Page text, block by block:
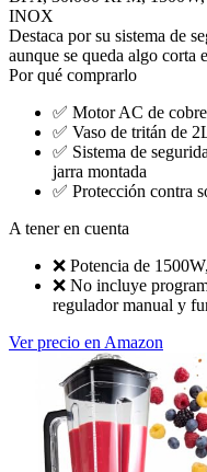
INOX
Destaca por su sistema de
aunque se queda algo corta
Por qué comprarlo
✅ Motor AC de
✅ Vaso de tritán de
✅ Sistema de
jarra montada
✅ Protección contra
A tener en cuenta
❌ Potencia de
❌ No incluye
regulador manual y
Ver precio en Amazon